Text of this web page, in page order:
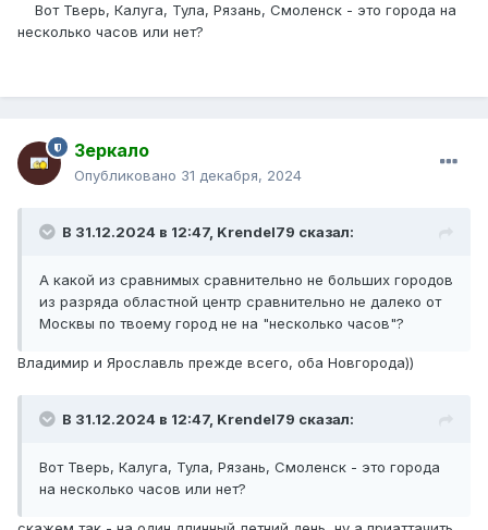
Вот Тверь, Калуга, Тула, Рязань, Смоленск - это города на
несколько часов или нет?
Зеркало
Опубликовано 31 декабря, 2024
В 31.12.2024 в 12:47, Krendel79 сказал:
А какой из сравнимых сравнительно не больших городов
из разряда областной центр сравнительно не далеко от
Москвы по твоему город не на "несколько часов"?
Владимир и Ярославль прежде всего, оба Новгорода))
В 31.12.2024 в 12:47, Krendel79 сказал:
Вот Тверь, Калуга, Тула, Рязань, Смоленск - это города
на несколько часов или нет?